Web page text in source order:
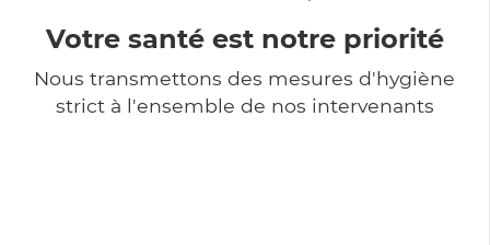
Votre santé est notre priorité
Nous transmettons des mesures d'hygiène
strict à l'ensemble de nos intervenants